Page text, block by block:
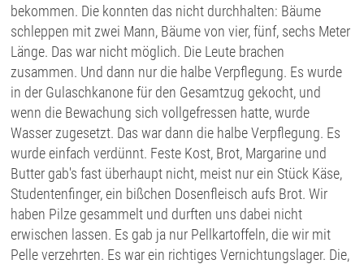
bekommen. Die konnten das nicht durchhalten: Bäume
schleppen mit zwei Mann, Bäume von vier, fünf, sechs Meter
Länge. Das war nicht möglich. Die Leute brachen
zusammen. Und dann nur die halbe Verpflegung. Es wurde
in der Gulaschkanone für den Gesamtzug gekocht, und
wenn die Bewachung sich vollgefressen hatte, wurde
Wasser zugesetzt. Das war dann die halbe Verpflegung. Es
wurde einfach verdünnt. Feste Kost, Brot, Margarine und
Butter gab's fast überhaupt nicht, meist nur ein Stück Käse,
Studentenfinger, ein bißchen Dosenfleisch aufs Brot. Wir
haben Pilze gesammelt und durften uns dabei nicht
erwischen lassen. Es gab ja nur Pellkartoffeln, die wir mit
Pelle verzehrten. Es war ein richtiges Vernichtungslager. Die,